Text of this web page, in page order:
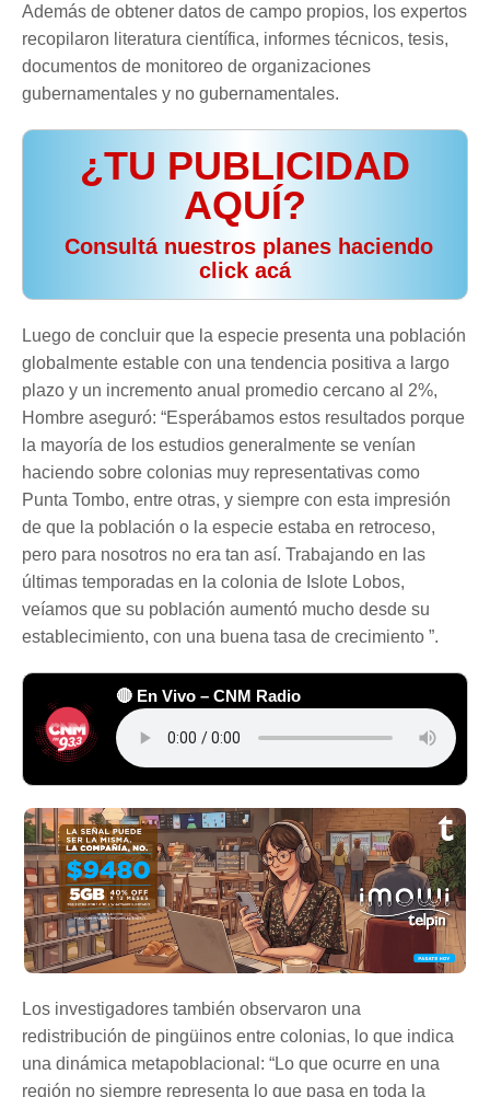
Además de obtener datos de campo propios, los expertos
recopilaron literatura científica, informes técnicos, tesis,
documentos de monitoreo de organizaciones
gubernamentales y no gubernamentales.
¿TU PUBLICIDAD
AQUÍ?
️ Consultá nuestros planes haciendo
click acá
Luego de concluir que la especie presenta una población
globalmente estable con una tendencia positiva a largo
plazo y un incremento anual promedio cercano al 2%,
Hombre aseguró: “Esperábamos estos resultados porque
la mayoría de los estudios generalmente se venían
haciendo sobre colonias muy representativas como
Punta Tombo, entre otras, y siempre con esta impresión
de que la población o la especie estaba en retroceso,
pero para nosotros no era tan así. Trabajando en las
últimas temporadas en la colonia de Islote Lobos,
veíamos que su población aumentó mucho desde su
establecimiento, con una buena tasa de crecimiento ”.
🔴 En Vivo – CNM Radio
Los investigadores también observaron una
redistribución de pingüinos entre colonias, lo que indica
una dinámica metapoblacional: “Lo que ocurre en una
región no siempre representa lo que pasa en toda la